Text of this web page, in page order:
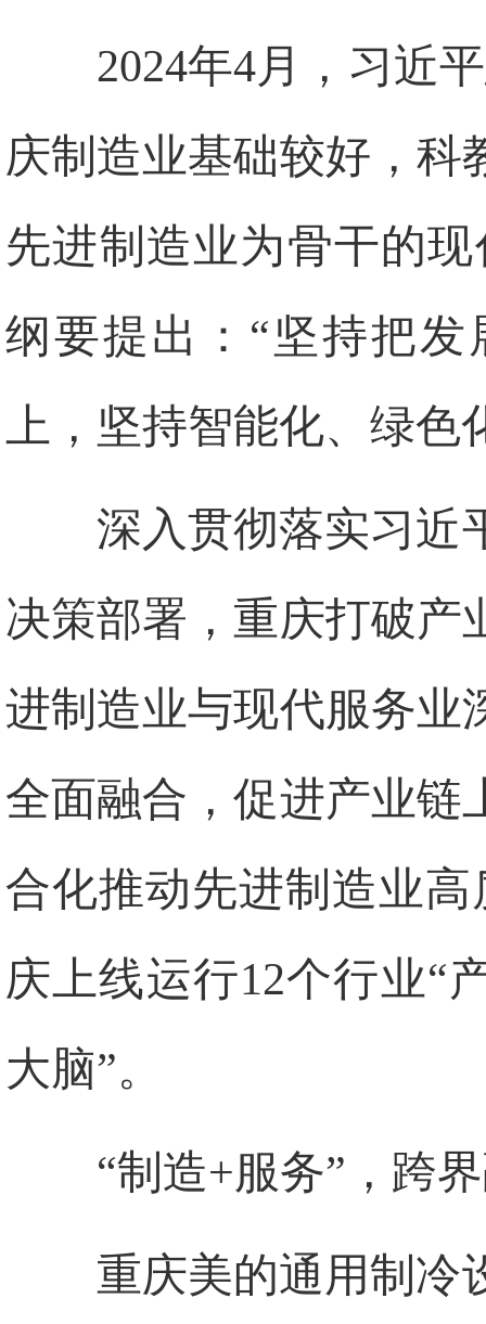
2024年4月，习近
庆制造业基础较好，科
先进制造业为骨干的
纲要提出：“坚持把
上，坚持智能化、绿色
深入贯彻落实习近
决策部署，重庆打破产
进制造业与现代服务业
全面融合，促进产业链
合化推动先进制造业
庆上线运行12个行业“
大脑”。
“制造+服务”，跨
重庆美的通用制冷